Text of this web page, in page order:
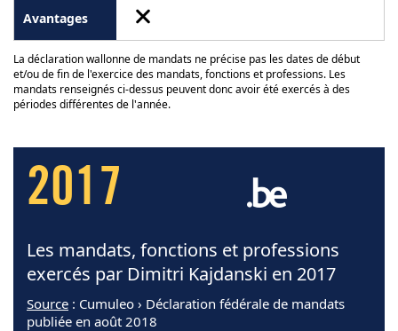
La déclaration wallonne de mandats ne précise pas les dates de début
et/ou de fin de l'exercice des mandats, fonctions et professions. Les
mandats renseignés ci-dessus peuvent donc avoir été exercés à des
périodes différentes de l'année.
2017
Les mandats, fonctions et professions
exercés par Dimitri Kajdanski en 2017
Source : Cumuleo › Déclaration fédérale de mandats
publiée en août 2018